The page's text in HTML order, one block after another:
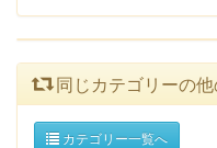
同じカテゴリーの
カテゴリー一覧へ